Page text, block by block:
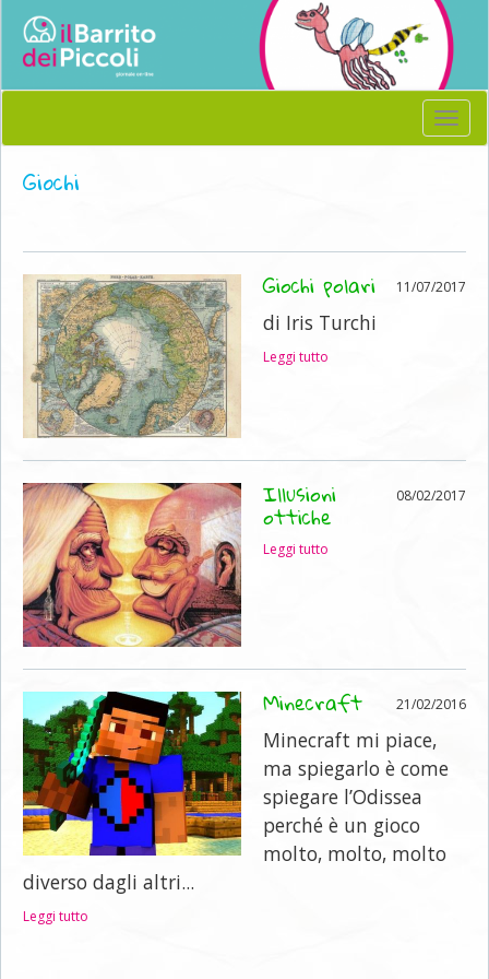
Menu
Giochi
11/07/2017
Giochi polari
di Iris Turchi
Leggi tutto
08/02/2017
Illusioni
ottiche
Leggi tutto
21/02/2016
Minecraft
Minecraft mi piace,
ma spiegarlo è come
spiegare l’Odissea
perché è un gioco
molto, molto, molto
diverso dagli altri...
Leggi tutto